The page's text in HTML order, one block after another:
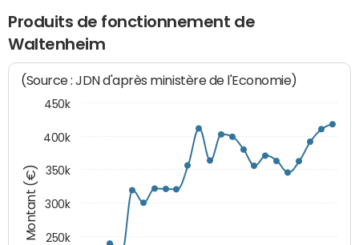
Produits de fonctionnement de
Waltenheim
Montant (€)
(Source : JDN d'après ministère de l'Economie)
250k
300k
350k
400k
450k